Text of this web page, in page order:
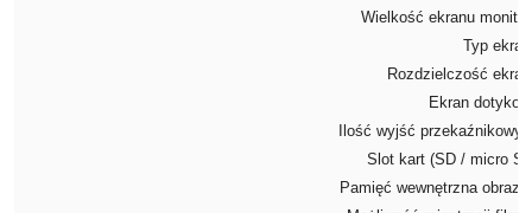
Wielkość ekranu
Typ
Rozdzielczość
Ekran
Ilość wyjść
Slot kart (SD / micro
Pamięć wewnętrzna